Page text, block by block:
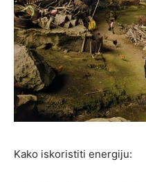
Kako iskoristiti energiju: